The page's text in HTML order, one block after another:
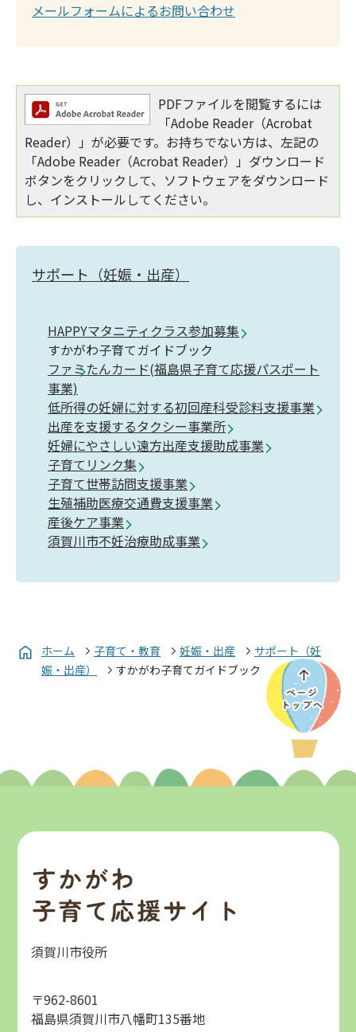
メールフォームによるお問い合わせ
PDFファイルを閲覧するには
「Adobe Reader（Acrobat
Reader）」が必要です。お持ちでない方は、左記の
「Adobe Reader（Acrobat Reader）」ダウンロード
ボタンをクリックして、ソフトウェアをダウンロード
し、インストールしてください。
サポート（妊娠・出産）
HAPPYマタニティクラス参加募集
すかがわ子育てガイドブック
ファミたんカード(福島県子育て応援パスポート
事業)
低所得の妊婦に対する初回産科受診料支援事業
出産を支援するタクシー事業所
妊婦にやさしい遠方出産支援助成事業
子育てリンク集
子育て世帯訪問支援事業
生殖補助医療交通費支援事業
産後ケア事業
須賀川市不妊治療助成事業
ホーム 子育て・教育 妊娠・出産
サポート（妊
娠・出産）
すかがわ子育てガイドブック
か
わ
子
須賀川市役所
〒962-8601
福島県須賀川市八幡町135番地